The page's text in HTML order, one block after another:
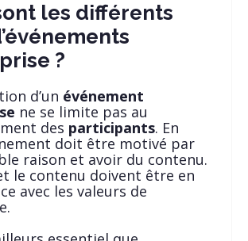
les différents
?
d’un événement
ne se limite pas au
des participants. En
doit être motivé par
raison et avoir du contenu.
le contenu doivent être en
avec les valeurs de